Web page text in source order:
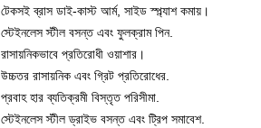
টেকসই ব্রাস ডাই-কাস্ট আর্ম, সাইড স্প্ল্যাশ কমায়।
স্টেইনলেস স্টীল বসন্ত এবং ফুলক্রাম পিন.
রাসায়নিকভাবে প্রতিরোধী ওয়াশার।
উচ্চতর রাসায়নিক এবং গ্রিট প্রতিরোধের.
প্রবাহ হার ব্যতিক্রমী বিস্তৃত পরিসীমা.
স্টেইনলেস স্টীল ড্রাইভ বসন্ত এবং ট্রিপ সমাবেশ.